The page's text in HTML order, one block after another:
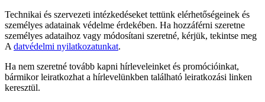
Technikai és szervezeti intézkedéseket tettünk elérhetőségeinek és
személyes adatainak védelme érdekében. Ha hozzáférni szeretne
személyes adataihoz vagy módosítani szeretné, kérjük, tekintse meg
Adatvédelmi nyilatkozatunkat.
Ha nem szeretné tovább kapni hírleveleinket és promócióinkat,
bármikor leiratkozhat a hírlevelünkben található leiratkozási linken
keresztül.